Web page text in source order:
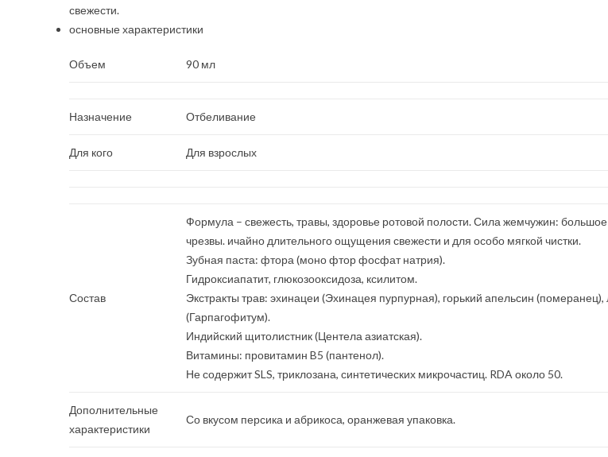
свежести.
основные характеристики
Объем 90 мл
Назначение Отбеливание
Для кого Для взрослых
Состав
Формула – свежесть, травы, здоровье ротовой полости. Сила жемчужин:
чрезвы. ичайно длительного ощущения свежести и для особо мягкой чистки.
Зубная паста: фтора (моно фтор фосфат натрия).
Гидроксиапатит, глюкозооксидоза, ксилитом.
Экстракты трав: эхинацеи (Эхинацея пурпурная), горький апельсин
(Гарпагофитум).
Индийский щитолистник (Центела азиатская).
Витамины: провитамин B5 (пантенол).
Не содержит SLS, триклозана, синтетических микрочастиц. RDA около 50.
Дополнительные
характеристики
Со вкусом персика и абрикоса, оранжевая упаковка.